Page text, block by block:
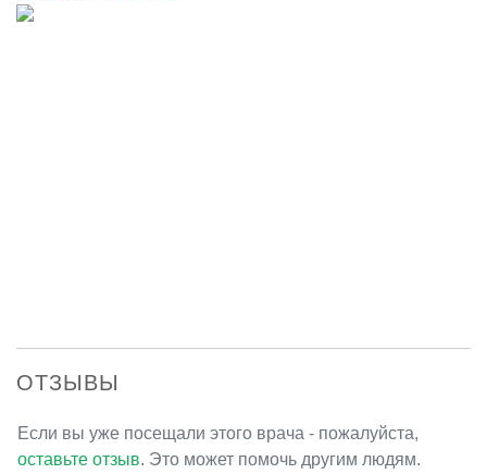
ОТЗЫВЫ
Если вы уже посещали этого врача - пожалуйста,
оставьте отзыв. Это может помочь другим людям.